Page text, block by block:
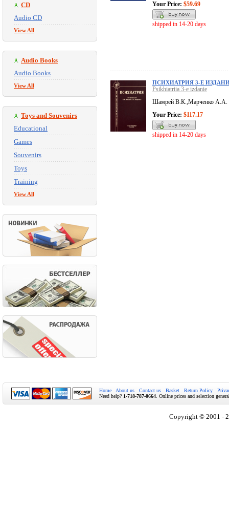
CD
Audio CD
View All
Audio Books
Audio Books
View All
Toys and Souvenirs
Educational
Games
Souvenirs
Toys
Training
View All
Your Price: $59.69
shipped in 14-20 days
ПСИХИАТРИЯ 3-Е
Psikhiatriia 3-e izdanie
Шамрей В.К.,Марченко А.А.
Your Price: $117.17
shipped in 14-20 days
Home About us Contact us Basket Return Policy
Need help? 1-718-787-0664 . Online prices and selection
Copyright © 2001 -